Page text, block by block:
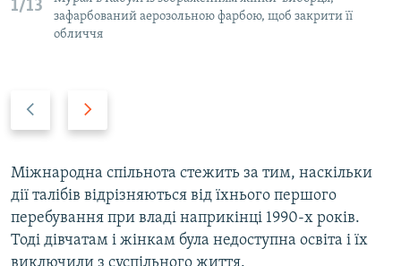
1/13
зафарбований аерозольною фарбою, щоб закрити її
обличчя
v
i
o
u
s
t
s
l
i
d
Міжнародна спільнота стежить за тим, наскільки
дії талібів відрізняються від їхнього першого
перебування при владі наприкінці 1990-х років.
Тоді дівчатам і жінкам була недоступна освіта і їх